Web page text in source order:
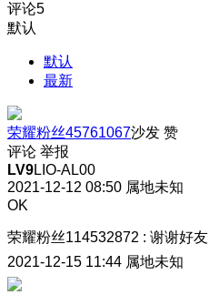
评论5
默认
默认
最新
荣耀粉丝45761067沙发 赞
评论 举报
LV9LIO-AL00
2021-12-12 08:50 属地未知
OK
荣耀粉丝114532872 : 谢谢好友
2021-12-15 11:44 属地未知